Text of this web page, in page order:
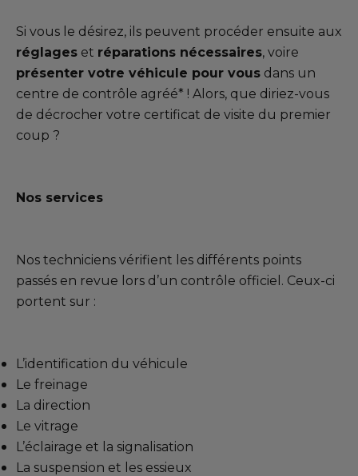
Si vous le désirez, ils peuvent procéder ensuite aux
réglages et réparations nécessaires, voire
présenter votre véhicule pour vous dans un
centre de contrôle agréé* ! Alors, que diriez-vous
de décrocher votre certificat de visite du premier
coup ?
Nos services
Nos techniciens vérifient les différents points
passés en revue lors d’un contrôle officiel. Ceux-ci
portent sur :
L’identification du véhicule
Le freinage
La direction
Le vitrage
L’éclairage et la signalisation
La suspension et les essieux